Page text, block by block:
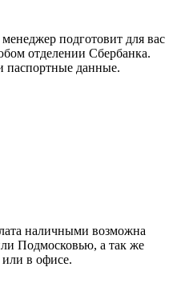
подготовит для вас
отделении Сбербанка.
паспортные данные.
наличными возможна
Подмосковью, а так же
или в офисе.